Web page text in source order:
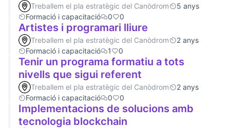
Treballem el pla estratègic del Canòdrom
5 anys
Formació i capacitació
0 0
Artistes i programari lliure
Treballem el pla estratègic del Canòdrom
2 anys
Formació i capacitació
1 0
Tenir un programa formatiu a tots
nivells que sigui referent
Treballem el pla estratègic del Canòdrom
2 anys
Formació i capacitació
0 0
Implementacions de solucions amb
tecnologia blockchain